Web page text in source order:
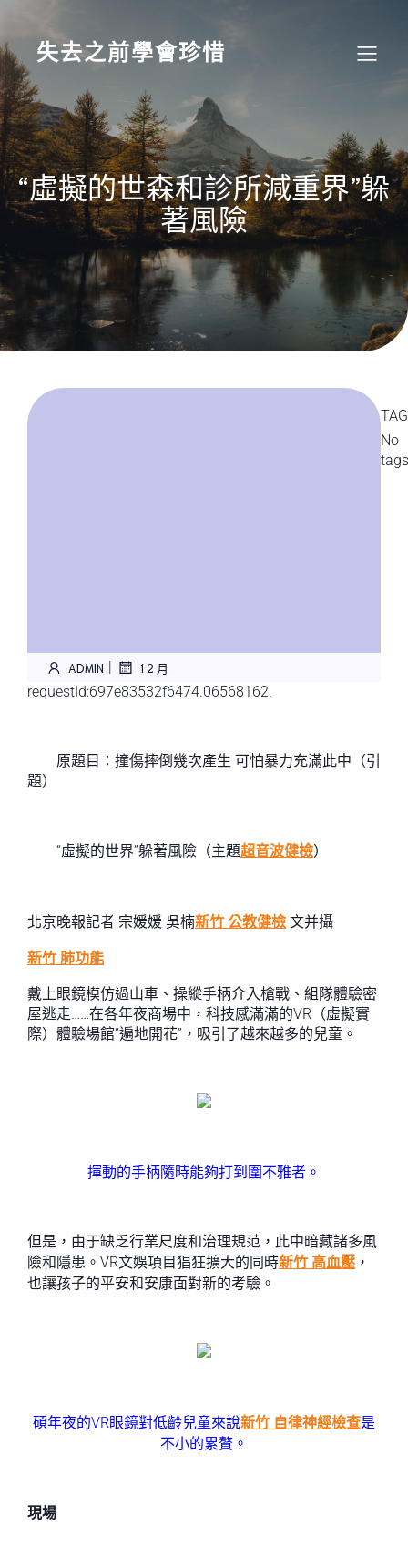
content
失去之前學會珍惜
“虛擬的世森和診所減重界”躲
著風險
ADMIN | 1 2 月
requestId:697e83532f6474.06568162.
原題目：撞傷摔倒幾次產生 可怕暴力充滿此中（引
題）
“虛擬的世界”躲著風險（主題超音波健檢）
北京晚報記者 宗媛媛 吳楠新竹 公教健檢 文并攝
新竹 肺功能
戴上眼鏡模仿過山車、操縱手柄介入槍戰、組隊體驗密
屋逃走……在各年夜商場中，科技感滿滿的VR（虛擬實
際）體驗場館“遍地開花”，吸引了越來越多的兒童。
揮動的手柄隨時能夠打到圍不雅者。
但是，由于缺乏行業尺度和治理規范，此中暗藏諸多風
險和隱患。VR文娛項目猖狂擴大的同時新竹 高血壓 ，
也讓孩子的平安和安康面對新的考驗。
碩年夜的VR眼鏡對低齡兒童來說新竹 自律神經檢查是
不小的累贅。
現場
No
tags